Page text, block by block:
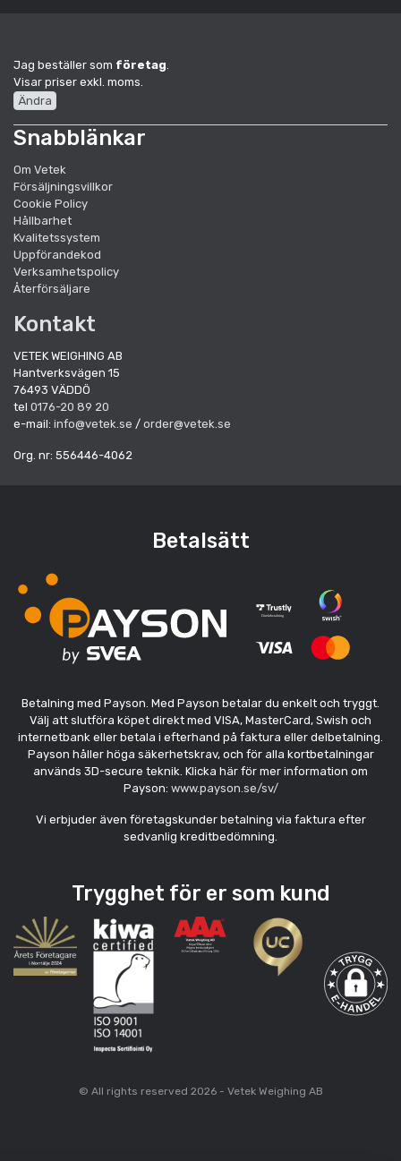
Jag beställer som företag.
Visar priser exkl. moms.
Ändra
Snabblänkar
Om Vetek
Försäljningsvillkor
Cookie Policy
Hållbarhet
Kvalitetssystem
Uppförandekod
Verksamhetspolicy
Återförsäljare
Kontakt
VETEK WEIGHING AB
Hantverksvägen 15
76493 VÄDDÖ
tel 0176-20 89 20
e-mail: info@vetek.se / order@vetek.se
Org. nr: 556446-4062
Betalsätt
Betalning med Payson. Med Payson betalar du enkelt och tryggt.
Välj att slutföra köpet direkt med VISA, MasterCard, Swish och
internetbank eller betala i efterhand på faktura eller delbetalning.
Payson håller höga säkerhetskrav, och för alla kortbetalningar
används 3D-secure teknik. Klicka här för mer information om
Payson: www.payson.se/sv/
Vi erbjuder även företagskunder betalning via faktura efter
sedvanlig kreditbedömning.
Trygghet för er som kund
© All rights reserved 2026 - Vetek Weighing AB